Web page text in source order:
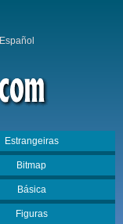
Español
Estrangeiras
Bitmap
Básica
Figuras